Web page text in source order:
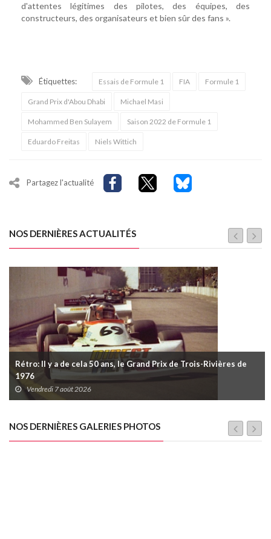
d'attentes légitimes des pilotes, des équipes, des
constructeurs, des organisateurs et bien sûr des fans ».
Étiquettes: Essais de Formule 1 FIA Formule 1
Grand Prix d'Abou Dhabi Michael Masi
Mohammed Ben Sulayem Saison 2022 de Formule 1
Eduardo Freitas Niels Wittich
Partagez l'actualité
NOS DERNIÈRES ACTUALITÉS
Rétro: Il y a de cela 50 ans, le Grand Prix de Trois-Rivières de
1976
Vendredi 7 août 2026
NOS DERNIÈRES GALERIES PHOTOS